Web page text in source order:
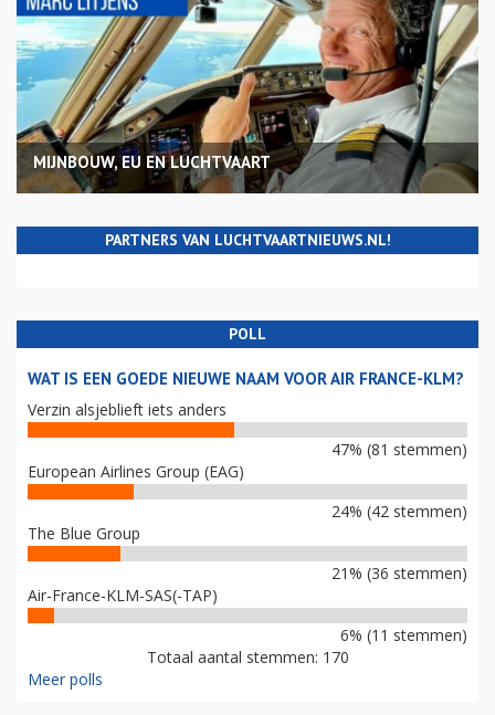
MIJNBOUW, EU EN LUCHTVAART
PARTNERS VAN LUCHTVAARTNIEUWS.NL!
POLL
WAT IS EEN GOEDE NIEUWE NAAM VOOR AIR FRANCE-KLM?
Verzin alsjeblieft iets anders
47% (81 stemmen)
European Airlines Group (EAG)
24% (42 stemmen)
The Blue Group
21% (36 stemmen)
Air-France-KLM-SAS(-TAP)
6% (11 stemmen)
Totaal aantal stemmen: 170
Meer polls